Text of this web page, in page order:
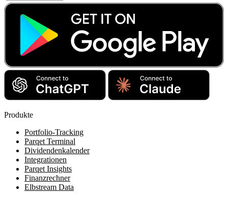
Produkte
Portfolio-Tracking
Parqet Terminal
Dividendenkalender
Integrationen
Parqet Insights
Finanzrechner
Elbstream Data